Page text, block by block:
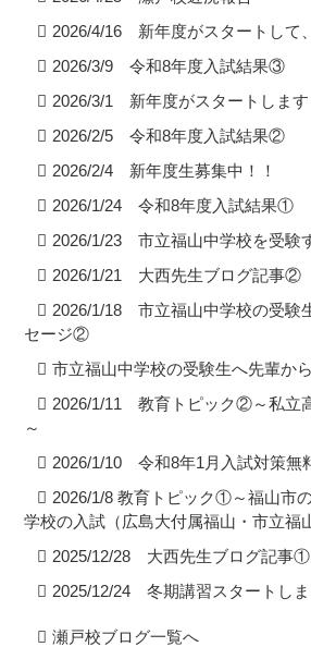
2026/4/16 新年度がスタートして
2026/3/9 令和8年度入試結果③
2026/3/1 新年度がスタートします
2026/2/5 令和8年度入試結果②
2026/2/4 新年度生募集中！！
2026/1/24 令和8年度入試結果①
2026/1/23 市立福山中学校を受験
2026/1/21 大西先生ブログ記事②
2026/1/18 市立福山中学校の受験
セージ②
市立福山中学校の受験生へ先輩か
2026/1/11 教育トピック②～私立
～
2026/1/10 令和8年1月入試対策無
2026/1/8 教育トピック①～福山市
学校の入試（広島大付属福山・市立福
2025/12/28 大西先生ブログ記事①
2025/12/24 冬期講習スタートしま
瀬戸校ブログ一覧へ